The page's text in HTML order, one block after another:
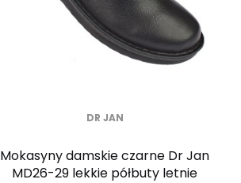
DR JAN
Mokasyny damskie czarne Dr Jan
MD26-29 lekkie półbuty letnie